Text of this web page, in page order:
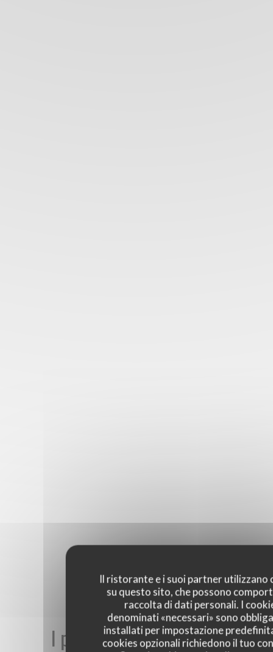
Il ristorante e i suoi partner utilizzano
su questo sito, che possono
raccolta di dati personali. I
denominati «necessari» sono
installati per impostazione
cookies opzionali richiedono il tuo
I pareri dei nostri clienti